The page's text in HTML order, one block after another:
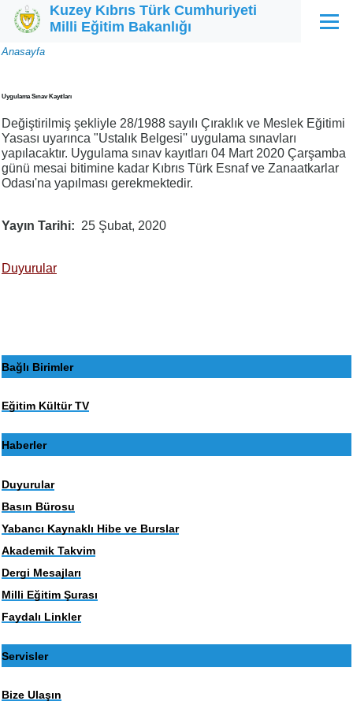
Ana içeriğe atla
Kuzey Kıbrıs Türk Cumhuriyeti
Milli Eğitim Bakanlığı
Menü
Sayfa
Anasayfa
Uygulama Sınav Kayıtları
Değiştirilmiş şekliyle 28/1988 sayılı Çıraklık ve Meslek Eğitimi
Yasası uyarınca "Ustalık Belgesi'' uygulama sınavları
yapılacaktır. Uygulama sınav kayıtları 04 Mart 2020 Çarşamba
günü mesai bitimine kadar Kıbrıs Türk Esnaf ve Zanaatkarlar
Odası'na yapılması gerekmektedir.
Yayın Tarihi 25 Şubat, 2020
Duyurular
Bağlı Birimler
Eğitim Kültür TV
Haberler
Duyurular
Basın Bürosu
Yabancı Kaynaklı Hibe ve Burslar
Akademik Takvim
Dergi Mesajları
Milli Eğitim Şurası
Faydalı Linkler
Servisler
Bize Ulaşın